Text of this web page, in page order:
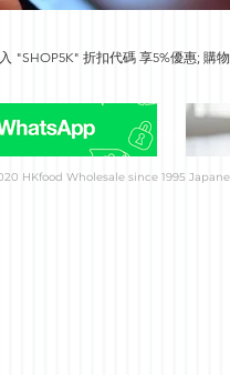
"SHOP5K" 折扣代碼 享5%優惠; 購
戶服務聯絡 Whatsapp 5344 4680 或
HKfood Wholesale since 1995